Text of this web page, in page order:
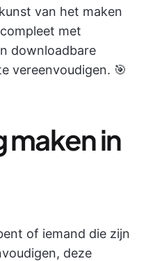
van het maken
met
downloadbare
vereenvoudigen. 🎯
maken in
of iemand die zijn
deze